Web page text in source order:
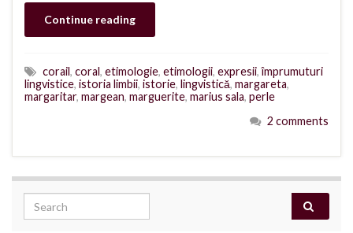
Continue reading
corail, coral, etimologie, etimologii, expresii,împrumuturi
lingvistice, istoria limbii, istorie, lingvistică, margareta,
margaritar, margean, marguerite, marius sala, perle
2 comments
Search for: